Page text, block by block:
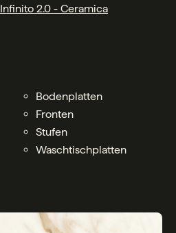
Infinito 2.0 - Ceramica
Bodenplatten
Fronten
Stufen
Waschtischplatten